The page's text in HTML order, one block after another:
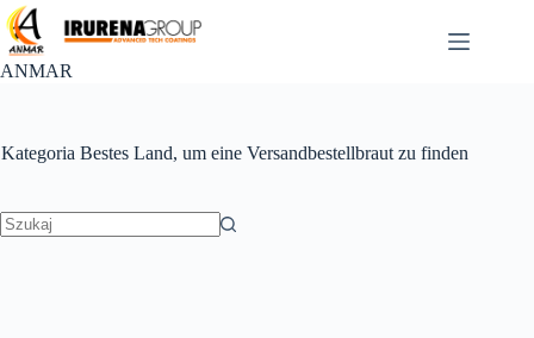
Przejdź
do
treści
ANMAR
Kategoria Bestes Land, um eine Versandbestellbraut zu finden